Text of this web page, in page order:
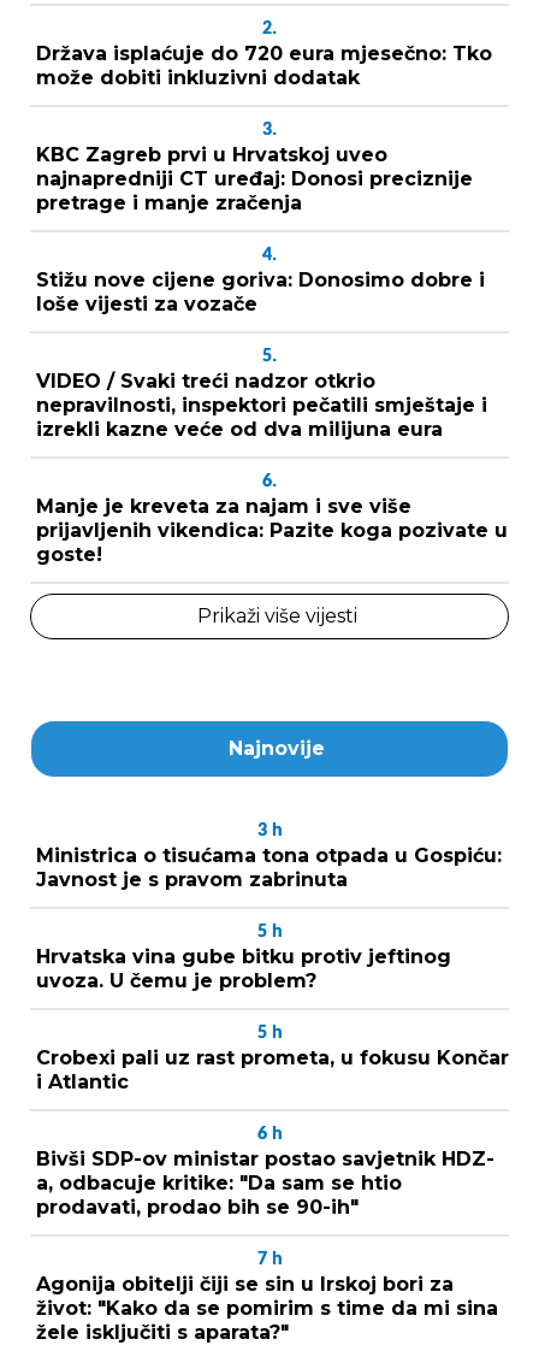
2.
Država isplaćuje do 720 eura mjesečno: Tko
može dobiti inkluzivni dodatak
3.
KBC Zagreb prvi u Hrvatskoj uveo
najnapredniji CT uređaj: Donosi preciznije
pretrage i manje zračenja
4.
Stižu nove cijene goriva: Donosimo dobre i
loše vijesti za vozače
5.
VIDEO / Svaki treći nadzor otkrio
nepravilnosti, inspektori pečatili smještaje i
izrekli kazne veće od dva milijuna eura
6.
Manje je kreveta za najam i sve više
prijavljenih vikendica: Pazite koga pozivate u
goste!
Prikaži više vijesti
Najnovije
3 h
Ministrica o tisućama tona otpada u Gospiću:
Javnost je s pravom zabrinuta
5 h
Hrvatska vina gube bitku protiv jeftinog
uvoza. U čemu je problem?
5 h
Crobexi pali uz rast prometa, u fokusu Končar
i Atlantic
6 h
Bivši SDP-ov ministar postao savjetnik HDZ-
a, odbacuje kritike: "Da sam se htio
prodavati, prodao bih se 90-ih"
7 h
Agonija obitelji čiji se sin u Irskoj bori za
život: "Kako da se pomirim s time da mi sina
žele isključiti s aparata?"